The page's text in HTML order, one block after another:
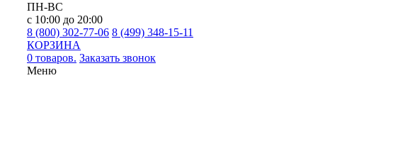
ПН-ВС
с 10:00 до 20:00
8 (800) 302-77-06 8 (499) 348-15-11
КОРЗИНА
0 товаров. Заказать звонок
Меню